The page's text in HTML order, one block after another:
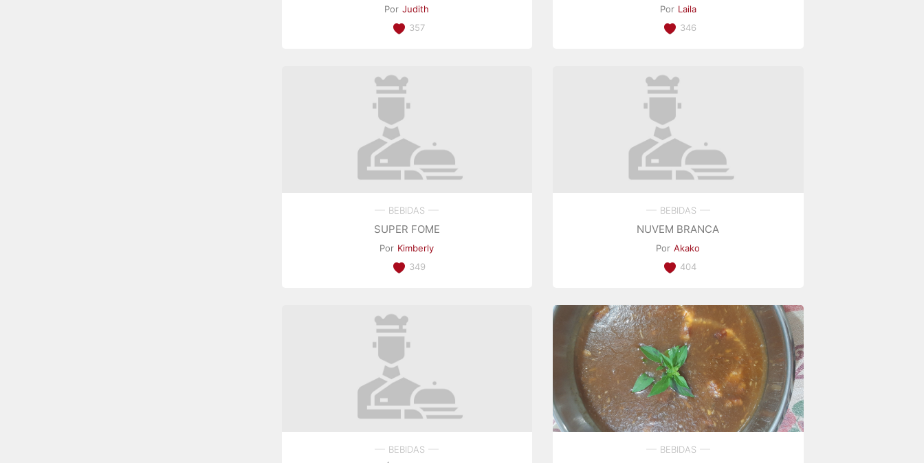
Por Judith
357
Por Laila
346
BEBIDAS
SUPER FOME
Por Kimberly
349
BEBIDAS
NUVEM BRANCA
Por Akako
404
BEBIDAS BEBIDAS